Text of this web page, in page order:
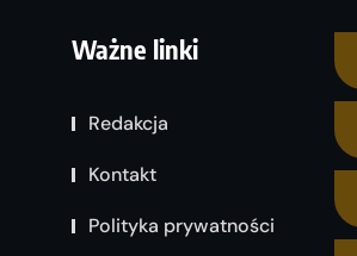
Ważne linki
Redakcja
Kontakt
Polityka prywatności